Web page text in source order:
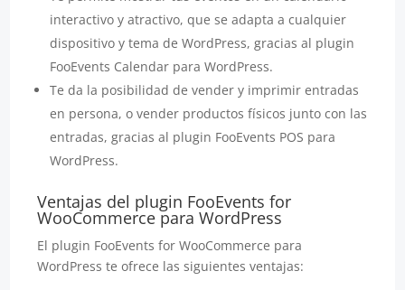
interactivo y atractivo, que se adapta a cualquier
dispositivo y tema de WordPress, gracias al plugin
FooEvents Calendar para WordPress.
Te da la posibilidad de vender y imprimir entradas
en persona, o vender productos físicos junto con las
entradas, gracias al plugin FooEvents POS para
WordPress.
Ventajas del plugin FooEvents for
WooCommerce para WordPress
El plugin FooEvents for WooCommerce para
WordPress te ofrece las siguientes ventajas: